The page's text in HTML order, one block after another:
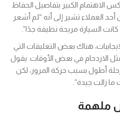
الاهتمام الكبير بتفاصيل الحفاظ
العملاء تشير إلى أنه “لم أشعر
السيارة مريحة نظيفة جدًا”.
هناك بعض التعليقات التي
الازدحام في بعض الأوقات. يقول
أطول بسبب حركة المرور، لكن
ما زالت جيدة”.